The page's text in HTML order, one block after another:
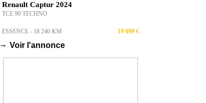
Renault Captur 2024
TCE 90 TECHNO
ESSENCE - 18 240 KM 19 699 €
→ Voir l'annonce